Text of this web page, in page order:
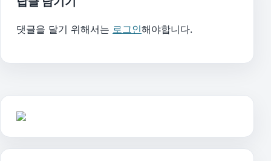
댓글을 달기 위해서는 로그인해야합니다.